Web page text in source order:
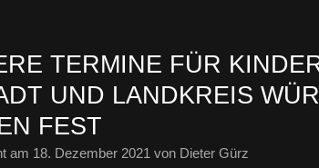
TERMINE FÜR
UND LANDKREIS
FEST
am 18. Dezember 2021 von Dieter Gürz